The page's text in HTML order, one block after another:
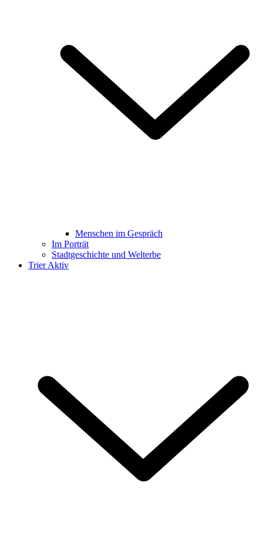
Menschen im Gespräch
Im Porträt
Stadtgeschichte und Welterbe
Trier Aktiv